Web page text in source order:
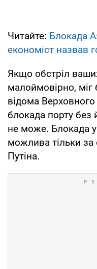
Читайте: Блокада
економіст назвав
Якщо обстріл
малоймовірно, міг
відома
блокада порту без
не може. Блокада
можлива тільки
Путіна.